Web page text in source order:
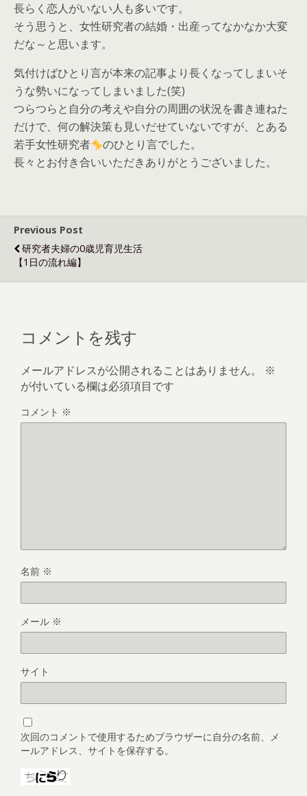
長らく恋人がいない人も多いです。
そう思うと、女性研究者の結婚・出産ってなかなか大変
だな～と思います。
気付けばひとり言が本来の記事より長くなってしまいそ
うな勢いになってしまいました(笑)
つらつらと自分の考えや自分の周囲の状況を書き連ねた
だけで、何の解決策も見いだせていないですが、とある
若手女性研究者
のひとり言でした。
長々とお付き合いいただきありがとうございました。
Previous Post
研究者夫婦の0歳児育児生活
【1日の流れ編】
コメントを残す
メールアドレスが公開されることはありません。
※
が付いている欄は必須項目です
コメント ※
名前 ※
メール ※
サイト
次回のコメントで使用するためブラウザーに自分の名前、メ
ールアドレス、サイトを保存する。